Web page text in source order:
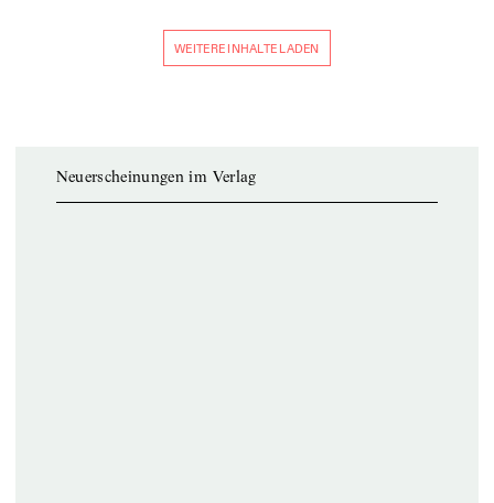
WEITERE INHALTE LADEN
Neuerscheinungen im Verlag